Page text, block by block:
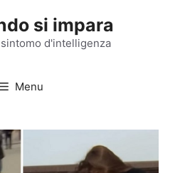
si impara
d'intelligenza
Menu